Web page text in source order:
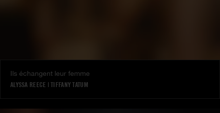
Ils échangent leur femme
ALYSSA REECE |TIFFANY TATUM